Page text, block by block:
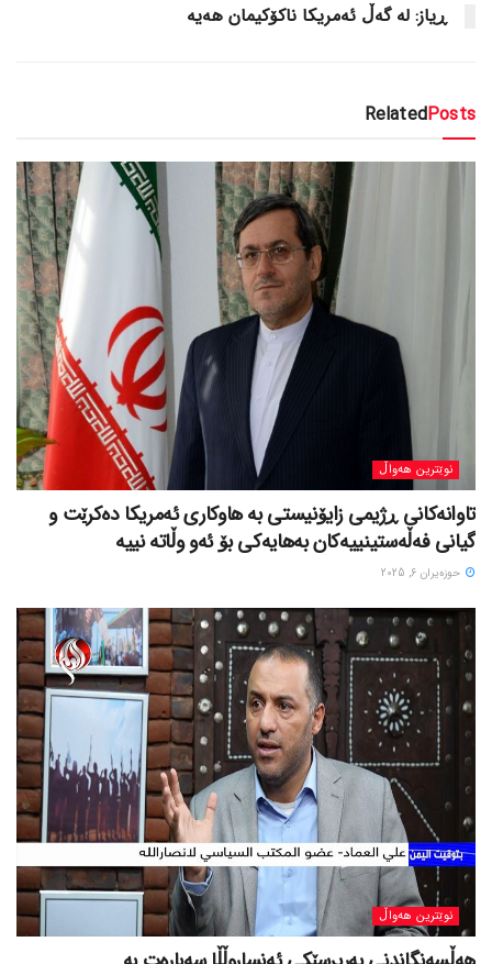
ڕیاز: لە گەڵ ئەمریکا ناکۆکیمان هەیە
RelatedPosts
نوێترین هەواڵ
تاوانەکانی ڕژیمی زایۆنیستی بە هاوکاری ئەمریکا دەکرێت و
گیانی فەڵەستینییەکان بەهایەکی بۆ ئەو وڵاتە نییە
حوزه‌یران 6, 2025
نوێترین هەواڵ